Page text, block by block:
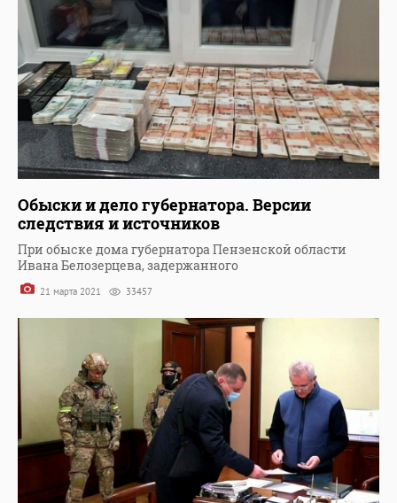
Обыски и дело губернатора. Версии
следствия и источников
При обыске дома губернатора Пензенской области
Ивана Белозерцева, задержанного
21 марта 2021 33457